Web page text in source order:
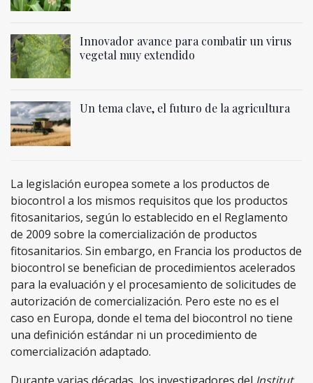
Innovador avance para combatir un virus
vegetal muy extendido
Un tema clave, el futuro de la agricultura
La legislación europea somete a los productos de
biocontrol a los mismos requisitos que los productos
fitosanitarios, según lo establecido en el Reglamento
de 2009 sobre la comercialización de productos
fitosanitarios. Sin embargo, en Francia los productos de
biocontrol se benefician de procedimientos acelerados
para la evaluación y el procesamiento de solicitudes de
autorización de comercialización. Pero este no es el
caso en Europa, donde el tema del biocontrol no tiene
una definición estándar ni un procedimiento de
comercialización adaptado.